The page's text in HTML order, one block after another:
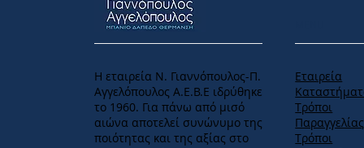
Εταιρεία
Tρόποι
Παραγγελίας
Tρόποι
Η εταιρεία Ν. Γιαννόπουλος-Π.
Αγγελόπουλος Α.Ε.Β.Ε ιδρύθηκε
το 1960. Για πάνω από μισό
αιώνα αποτελεί συνώνυμο της
ποιότητας και της αξίας στο